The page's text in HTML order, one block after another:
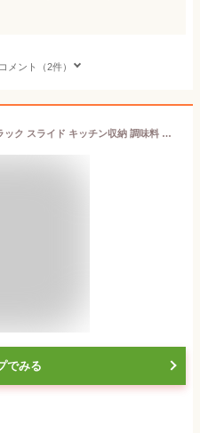
メント（2件）
シンク下 収納 引き出し 伸縮 ラック スライド キッチン収納 調味料 調味料ラック 隙間収納 キッチン 台所 収納棚 2段 シンプル 省スペース 新生活 一人暮らし シンク下引き出し シンク下伸縮棚 白 ホワイト アイリスオーヤマ UST-2
でみる